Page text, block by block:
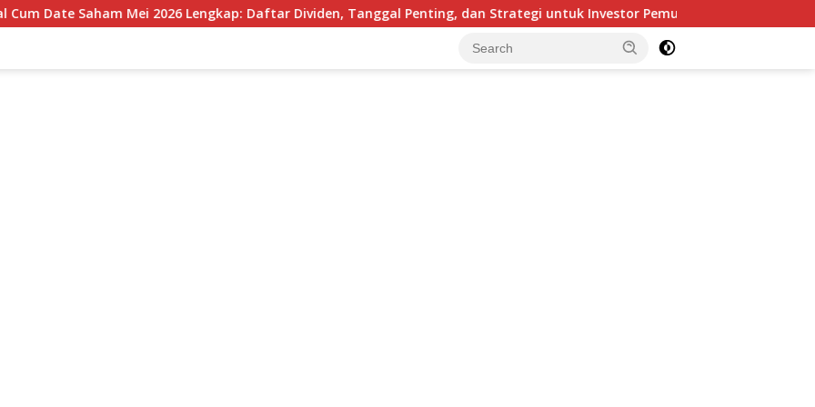
Date Saham Mei 2026 Lengkap: Daftar Dividen, Tanggal Penting, dan Strategi untuk Investor Pemula